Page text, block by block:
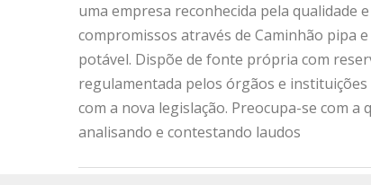
uma empresa reconhecida pela qualidade
compromissos através de Caminhão pipa
potável. Dispõe de fonte própria com
regulamentada pelos órgãos e
com a nova legislação. Preocupa-se com a
analisando e contestando laudos